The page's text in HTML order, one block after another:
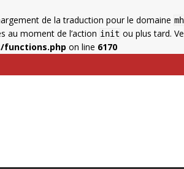
de la traduction pour le domaine
au moment de l’action init ou plus tard.
functions.php on line 6170